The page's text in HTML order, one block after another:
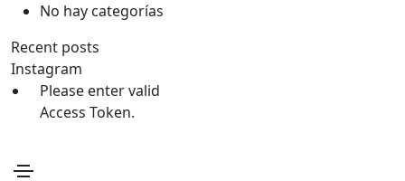
No hay categorías
Recent posts
Instagram
Please enter valid
Access Token.